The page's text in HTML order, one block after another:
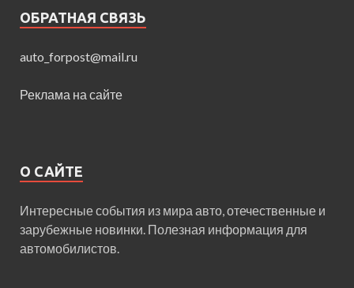
ОБРАТНАЯ СВЯЗЬ
auto_forpost@mail.ru
Реклама на сайте
О САЙТЕ
Интересные события из мира авто, отечественные и
зарубежные новинки. Полезная информация для
автомобилистов.